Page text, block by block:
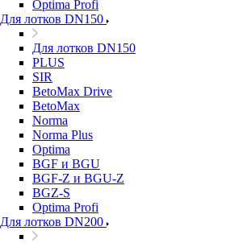
Optima Profi
Для лотков DN150
Для лотков DN150
PLUS
SIR
BetoMax Drive
BetoMax
Norma
Norma Plus
Optima
BGF и BGU
BGF-Z и BGU-Z
BGZ-S
Optima Profi
Для лотков DN200